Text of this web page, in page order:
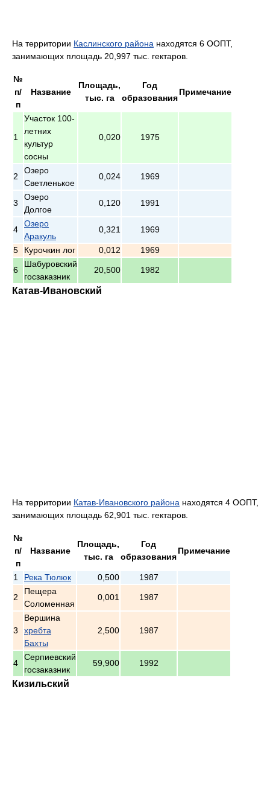
На территории Каслинского района находятся 6 ООПТ,
занимающих площадь 20,997 тыс. гектаров.
№
п/
п
Название
Площадь,
тыс. га
Год
образования
Примечание
1
Участок 100-
летних
культур
сосны
0,020 1975
2
Озеро
Светленькое
0,024 1969
3
Озеро
Долгое
0,120 1991
4
Озеро
Аракуль
0,321 1969
5 Курочкин лог 0,012 1969
6
Шабуровский
госзаказник
20,500 1982
Катав-Ивановский
На территории Катав-Ивановского района находятся 4 ООПТ,
занимающих площадь 62,901 тыс. гектаров.
№
п/
п
Название
Площадь,
тыс. га
Год
образования
Примечание
1 Река Тюлюк 0,500 1987
2
Пещера
Соломенная
0,001 1987
3
Вершина
хребта
Бахты
2,500 1987
4
Серпиевский
госзаказник
59,900 1992
Кизильский